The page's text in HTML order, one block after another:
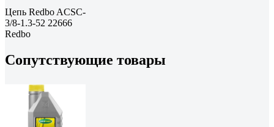
Цепь Redbo ACSC-
3/8-1.3-52 22666
Redbo
Сопутствующие товары